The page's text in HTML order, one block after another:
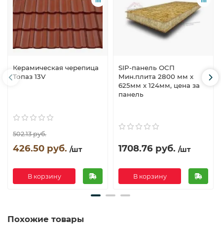
Керамическая черепица
Топаз 13V
502.13 руб.
426.50 руб. /шт
В корзину
SIP-панель ОСП
Мин.плита 2800 мм х
625мм х 124мм, цена за
панель
1708.76 руб. /шт
В корзину
Похожие товары